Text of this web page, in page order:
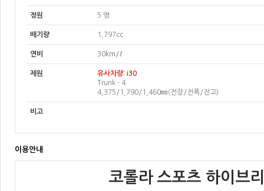
정원 5 명
배기량 1,797cc
연비 30km/ℓ
제원
유사차량: i30
Trunk - 4
4,375/1,790/1,460㎜(전장/전폭/전고)
비고
이용안내
코롤라 스포츠 하이브